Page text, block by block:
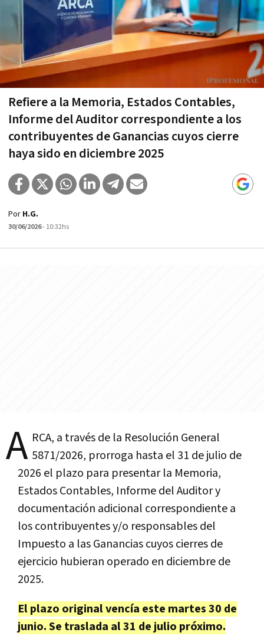
Refiere a la Memoria, Estados Contables,
Informe del Auditor correspondiente a los
contribuyentes de Ganancias cuyos cierre
haya sido en diciembre 2025
Por H.G.
30/06/2026- 10:32hs
A RCA, a través de la Resolución General
5871/2026, prorroga hasta el 31 de julio de
2026 el plazo para presentar la Memoria,
Estados Contables, Informe del Auditor y
documentación adicional correspondiente a
los contribuyentes y/o responsables del
Impuesto a las Ganancias cuyos cierres de
ejercicio hubieran operado en diciembre de
2025.
El plazo original vencía este martes 30 de
junio. Se traslada al 31 de julio próximo.